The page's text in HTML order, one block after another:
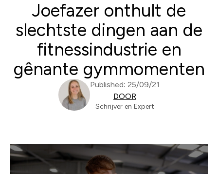
Joefazer onthult de
slechtste dingen aan de
fitnessindustrie en
gênante gymmomenten
Published: 25/09/21
DOOR
Schrijver en Expert